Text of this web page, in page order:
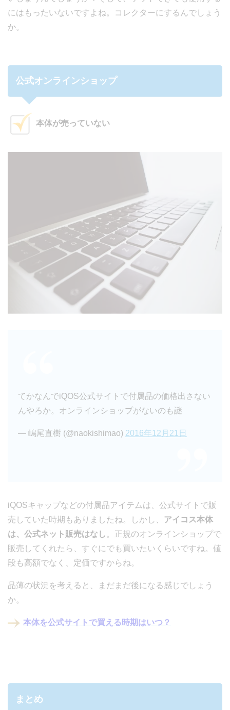
にはもったいないですよね。コレクターにするんでしょう
か。
公式オンラインショップ
本体が売っていない
てかなんでiQOS公式サイトで付属品の価格出さない
んやろか。オンラインショップがないのも謎
— 嶋尾直樹 (@naokishimao) 2016年12月21日
iQOSキャップなどの付属品アイテムは、公式サイトで販
売していた時期もありましたね。しかし、 アイコス本体
は、公式ネット販売はなし 。正規のオンラインショップで
販売してくれたら、すぐにでも買いたいくらいですね。値
段も高額でなく、定価ですからね。
品薄の状況を考えると、まだまだ後になる感じでしょう
か。
本体を公式サイトで買える時期はいつ？
まとめ